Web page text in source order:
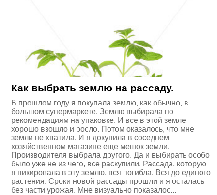
Как выбрать землю на рассаду.
В прошлом году я покупала землю, как обычно, в
большом супермаркете. Землю выбирала по
рекомендациям на упаковке. И все в этой земле
хорошо взошло и росло. Потом оказалось, что мне
земли не хватила. И я докупила в соседнем
хозяйственном магазине еще мешок земли.
Производителя выбрала другого. Да и выбирать особо
было уже не из чего, все раскупили. Рассада, которую
я пикировала в эту землю, вся погибла. Вся до единого
растения. Сроки новой рассады прошли и я осталась
без части урожая. Мне визуально показалос...